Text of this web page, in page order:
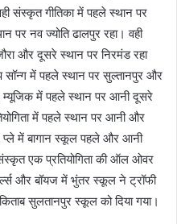
संस्कृत गीतिका में पहले स्थान पर
पर नव ज्योति ढालपुर रहा। वही
और दूसरे स्थान पर निरमंड रहा
सॉन्ग में पहले स्थान पर सुल्तानपुर और
में पहले स्थान पर आनी दूसरे
में पहले स्थान पर आनी और
प्ले में बागान स्कूल पहले और आनी
एक प्रतियोगिता की ऑल ओवर
और बॉयज में भुंतर स्कूल ने ट्रॉफी
सुलतानपुर स्कूल को दिया गया।